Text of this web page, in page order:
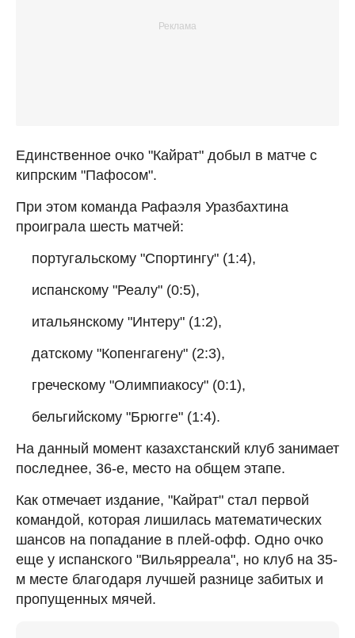
Единственное очко "Кайрат" добыл в матче с
кипрским "Пафосом".
При этом команда Рафаэля Уразбахтина
проиграла шесть матчей:
португальскому "Спортингу" (1:4),
испанскому "Реалу" (0:5),
итальянскому "Интеру" (1:2),
датскому "Копенгагену" (2:3),
греческому "Олимпиакосу" (0:1),
бельгийскому "Брюгге" (1:4).
На данный момент казахстанский клуб занимает
последнее, 36-е, место на общем этапе.
Как отмечает издание, "Кайрат" стал первой
командой, которая лишилась математических
шансов на попадание в плей-офф. Одно очко
еще у испанского "Вильярреала", но клуб на 35-
м месте благодаря лучшей разнице забитых и
пропущенных мячей.